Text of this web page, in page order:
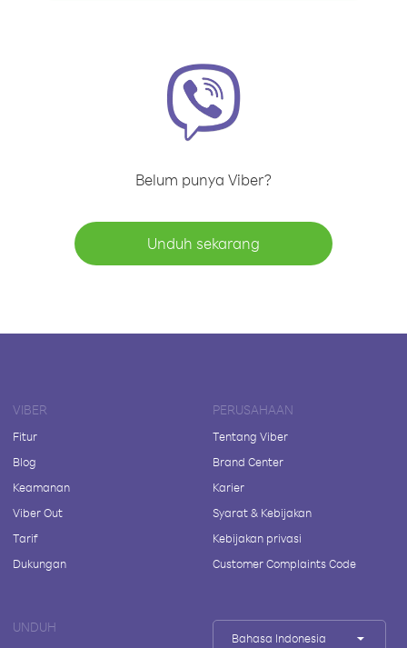
Belum punya Viber?
Unduh sekarang
VIBER
Fitur
Blog
Keamanan
Viber Out
Tarif
Dukungan
PERUSAHAAN
Tentang Viber
Brand Center
Karier
Syarat & Kebijakan
Kebijakan privasi
Customer Complaints Code
UNDUH
Bahasa Indonesia